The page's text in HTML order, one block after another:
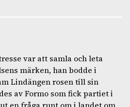
var att samla och leta
märken, han bodde i
Lindängen rosen till sin
av Formo som fick partiet i